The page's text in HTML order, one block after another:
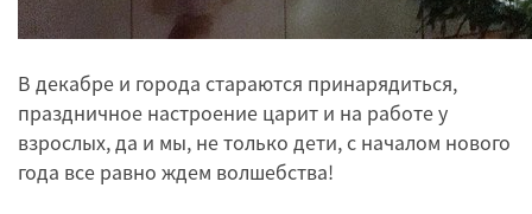
В декабре и города стараются принарядиться,
праздничное настроение царит и на работе у
взрослых, да и мы, не только дети, с началом нового
года все равно ждем волшебства!